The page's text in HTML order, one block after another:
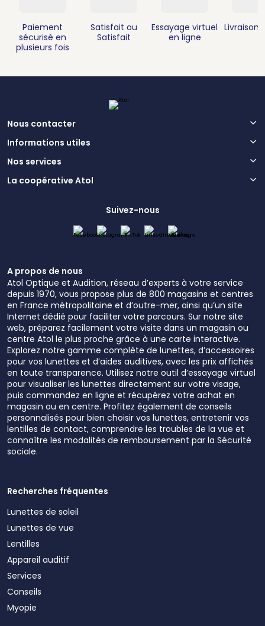
Paiement
sécurisé en
plusieurs fois
Satisfait ou
Satisfait
Essayage virtuel
en ligne
Livraison
Nous contacter
Informations utiles
Nos services
La coopérative Atol
Suivez-nous
A propos de nous
Atol Optique et Audition, réseau d’experts à votre service
depuis 1970, vous propose plus de 800 magasins et centres
en France métropolitaine et d’outre-mer, ainsi qu’un site
Internet dédié pour faciliter votre parcours. Sur notre site
web, préparez facilement votre visite dans un magasin ou
centre Atol le plus proche grâce à une carte interactive.
Explorez notre gamme complète de lunettes, d’accessoires
pour vos lunettes et d’aides auditives, avec les prix affichés
en toute transparence. Utilisez notre outil d’essayage virtuel
pour visualiser les lunettes directement sur votre visage,
puis commandez en ligne et récupérez votre achat en
magasin ou en centre. Profitez également de conseils
personnalisés pour bien choisir vos lunettes, entretenir vos
lentilles de contact, comprendre les troubles de la vue et
connaître les modalités de remboursement par la Sécurité
sociale.
Recherches fréquentes
Lunettes de soleil
Lunettes de vue
Lentilles
Appareil auditif
Services
Conseils
Myopie